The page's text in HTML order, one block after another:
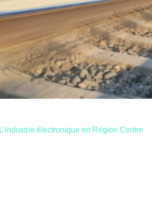
L’industrie électronique en Région Centre